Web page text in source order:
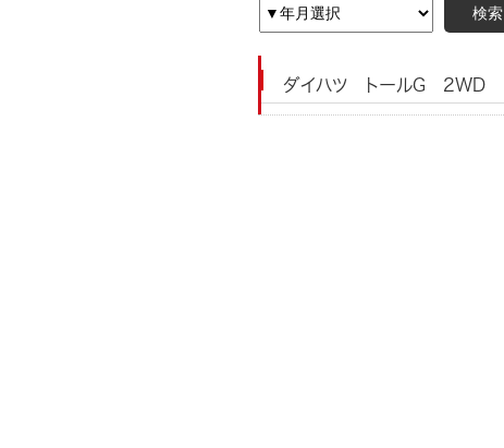
検索
ダイハツ トールG 2WD